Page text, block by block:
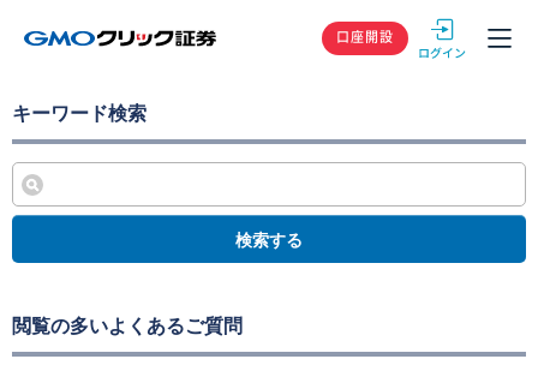
GMOクリック
口座開設
キーワード検索
検索する
閲覧の多いよくあるご質問